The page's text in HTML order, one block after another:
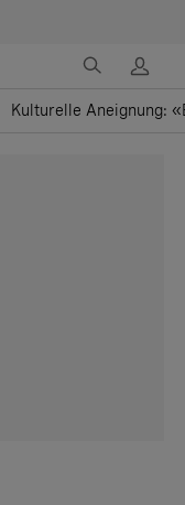
Kulturelle Aneignung: